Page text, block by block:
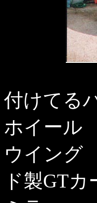
付けてる
ホイー
ウイン
ド製GT